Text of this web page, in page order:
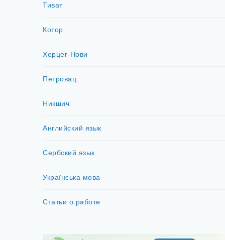
Тиват
Котор
Херцег-Нови
Петровац
Никшич
Английский язык
Сербский язык
Українська мова
Статьи о работе